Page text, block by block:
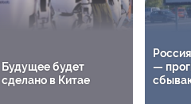
Будущее будет
сделано в Китае
—